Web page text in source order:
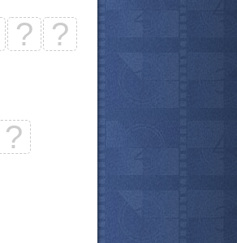
? ?
?